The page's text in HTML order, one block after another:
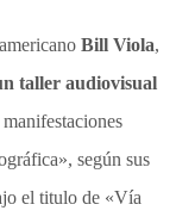
Bill Viola,
taller audiovisual
según sus
el titulo de «Vía